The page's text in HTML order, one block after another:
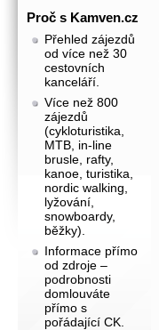
Proč s Kamven.cz
Přehled zájezdů
od více než 30
cestovních
kanceláří.
Více než 800
zájezdů
(cykloturistika,
MTB, in-line
brusle, rafty,
kanoe, turistika,
nordic walking,
lyžování,
snowboardy,
běžky).
Informace přímo
od zdroje –
podrobnosti
domlouváte
přímo s
pořádající CK.